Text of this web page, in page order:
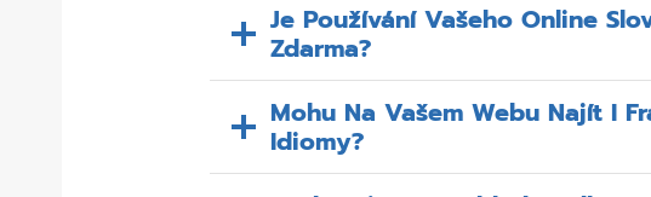
Je Používání Vašeho Online
Zdarma?
Mohu Na Vašem Webu Najít I
Idiomy?